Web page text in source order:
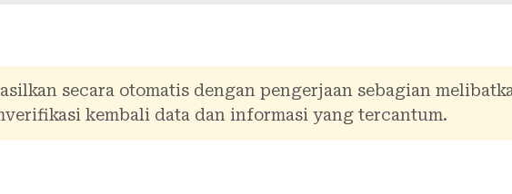
secara otomatis dengan pengerjaan sebagian
kembali data dan informasi yang tercantum.